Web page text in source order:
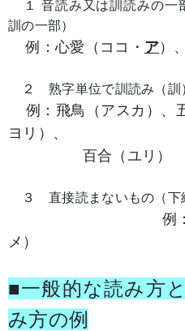
１ 音読み又は訓読みの一
訓の一部）
例：心愛（ココ・ ア）
２ 熟字単位で訓読み（訓
例：飛鳥（アスカ）、
ヨリ）、
百合（ユリ）
３ 直接読まないもの（下
例：
メ）
■一般的な読み方
み方の例